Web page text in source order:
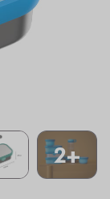
2+